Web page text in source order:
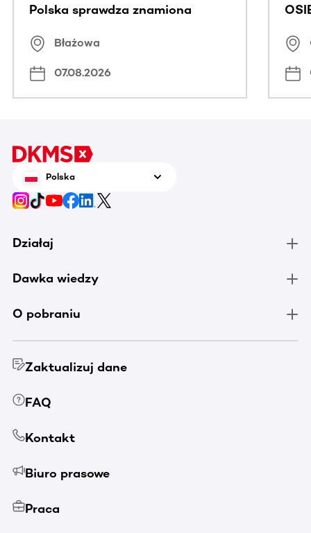
Polska sprawdza znamiona
Błażowa
07.08.2026
Polska
Działaj
Dawka wiedzy
O pobraniu
Zaktualizuj dane
FAQ
Kontakt
Biuro prasowe
Praca